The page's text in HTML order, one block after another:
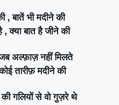
, बातें भी मदीने की
, क्या बात है जीने की
अल्फ़ाज़ नहीं मिलते
तारीफ़ मदीने की
गलियों से वो गुज़रे थे